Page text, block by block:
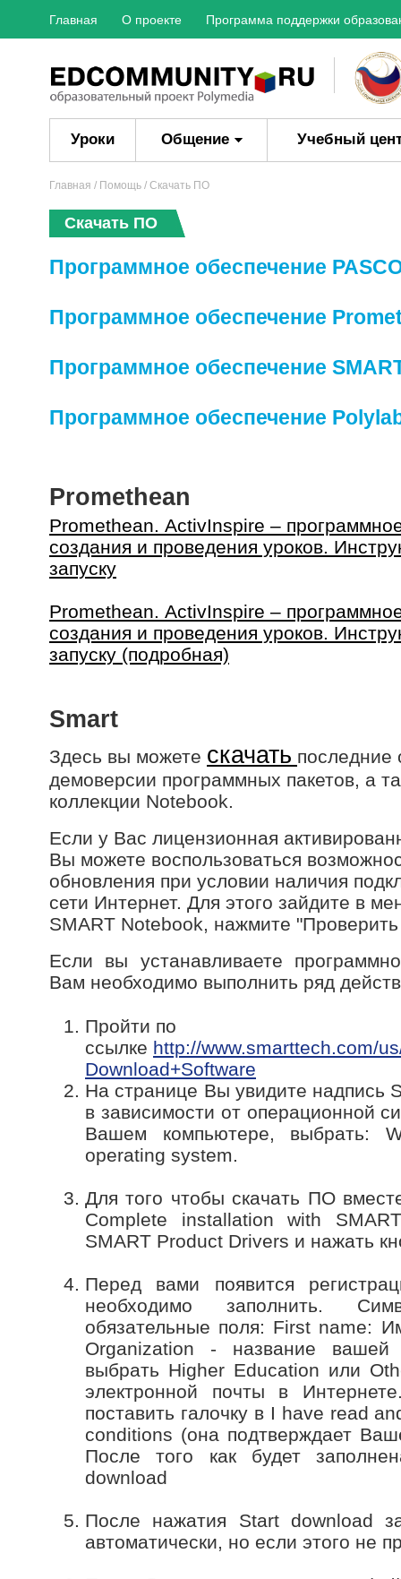
Главная О проекте Программа поддержки
Уроки Общение Учебный
Главная / Помощь / Скачать ПО
Скачать ПО
Программное обеспечение
Программное обеспечение
Программное обеспечение
Программное обеспечение
Promethean
Promethean. АctivInspire –
создания и проведения уроков.
запуску
Promethean. АctivInspire –
создания и проведения уроков.
запуску (подробная)
Smart
Здесь вы можете скачать последние
демоверсии программных пакетов, а
коллекции Notebook.
Если у Вас лицензионная
Вы можете воспользоваться
обновления при условии наличия
сети Интернет. Для этого зайдите в
SMART Notebook, нажмите
Если вы устанавливаете
Вам необходимо выполнить ряд
Пройти по
ссылке http://www.smarttech.com/
Download+Software
На странице Вы увидите надпись
в зависимости от операционной
Вашем компьютере, выбрать:
operating system.
Для того чтобы скачать ПО
Complete installation with
SMART Product Drivers и нажать
Перед вами появится
необходимо заполнить.
обязательные поля: First name:
Organization - название вашей
выбрать Higher Education или
электронной почты в
поставить галочку в I have read
conditions (она подтверждает
После того как будет
download
После нажатия Start download
автоматически, но если этого не